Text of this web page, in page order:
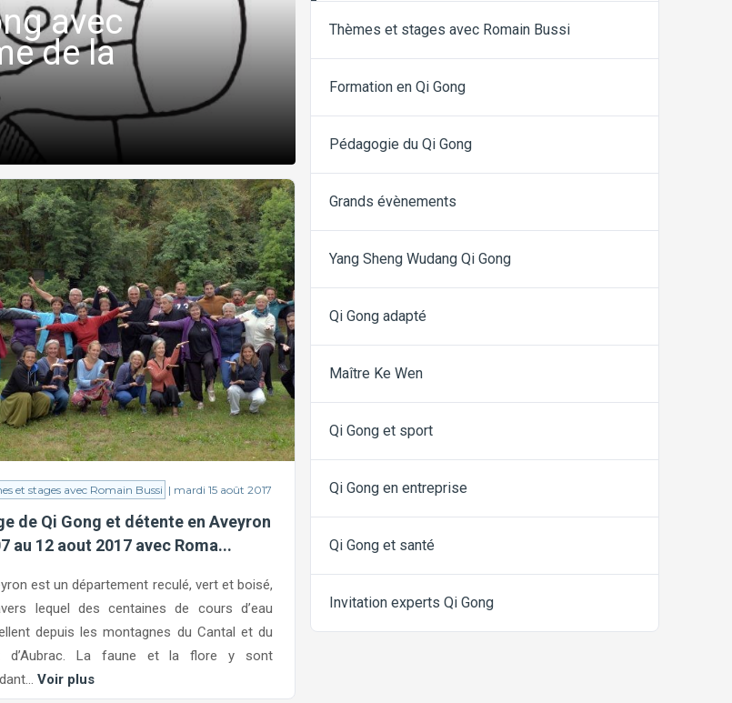
avec
de la
et stages avec Romain Bussi | mardi 15 août 2017
de Qi Gong et détente en Aveyron
au 12 aout 2017 avec Roma...
est un département reculé, vert et boisé,
lequel des centaines de cours d’eau
depuis les montagnes du Cantal et du
d’Aubrac. La faune et la flore y sont
Voir plus
Thèmes et stages avec Romain Bussi
Formation en Qi Gong
Pédagogie du Qi Gong
Grands évènements
Yang Sheng Wudang Qi Gong
Qi Gong adapté
Maître Ke Wen
Qi Gong et sport
Qi Gong en entreprise
Qi Gong et santé
Invitation experts Qi Gong